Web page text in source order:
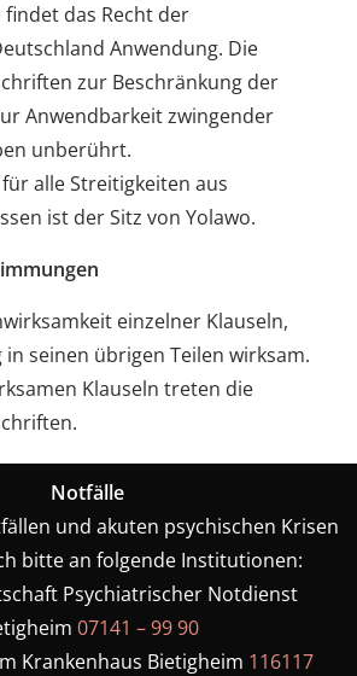
das Recht der
Anwendung. Die
zur Beschränkung der
Anwendbarkeit zwingender
unberührt.
alle Streitigkeiten aus
ist der Sitz von Yolawo.
einzelner Klauseln,
seinen übrigen Teilen wirksam.
Klauseln treten die
Notfälle
und akuten psychischen Krisen
bitte an folgende Institutionen:
Psychiatrischer Notdienst
07141 – 99 90
Krankenhaus Bietigheim 116117